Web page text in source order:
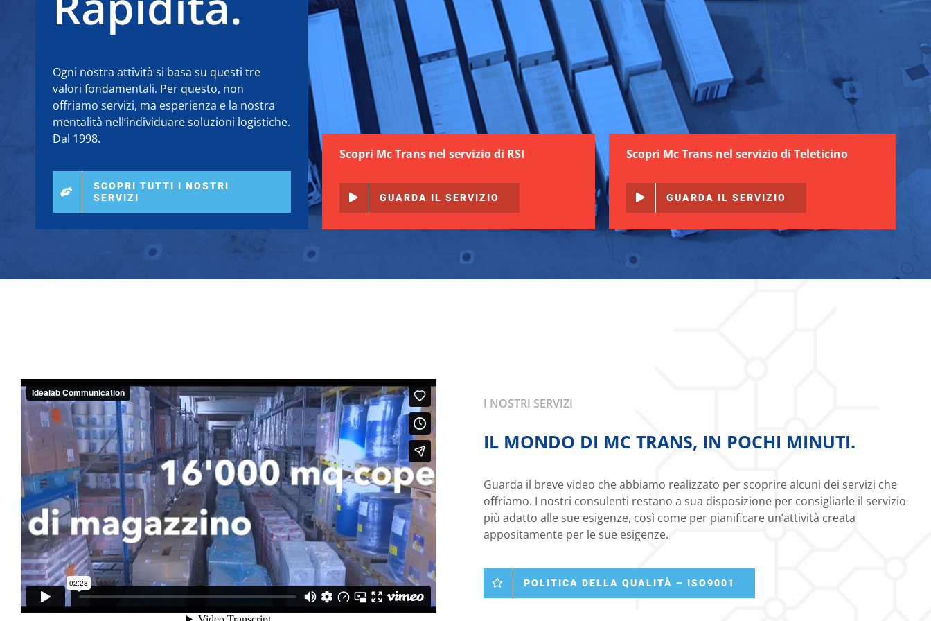
Ogni nostra attività si basa su questi tre
valori fondamentali. Per questo, non
offriamo servizi, ma esperienza e la nostra
mentalità nell’individuare soluzioni logistiche.
Dal 1998.
SCOPRI TUTTI I NOSTRI
SERVIZI
Scopri Mc Trans nel servizio di RSI
GUARDA IL SERVIZIO
Scopri Mc Trans nel servizio di Teleticino
GUARDA IL SERVIZIO
I NOSTRI SERVIZI
IL MONDO DI MC TRANS, IN POCHI MINUTI.
Guarda il breve video che abbiamo realizzato per scoprire alcuni dei servizi che
offriamo. I nostri consulenti restano a sua disposizione per consigliarle il servizio
più adatto alle sue esigenze, così come per pianificare un’attività creata
appositamente per le sue esigenze.
POLITICA DELLA QUALITÀ – ISO9001